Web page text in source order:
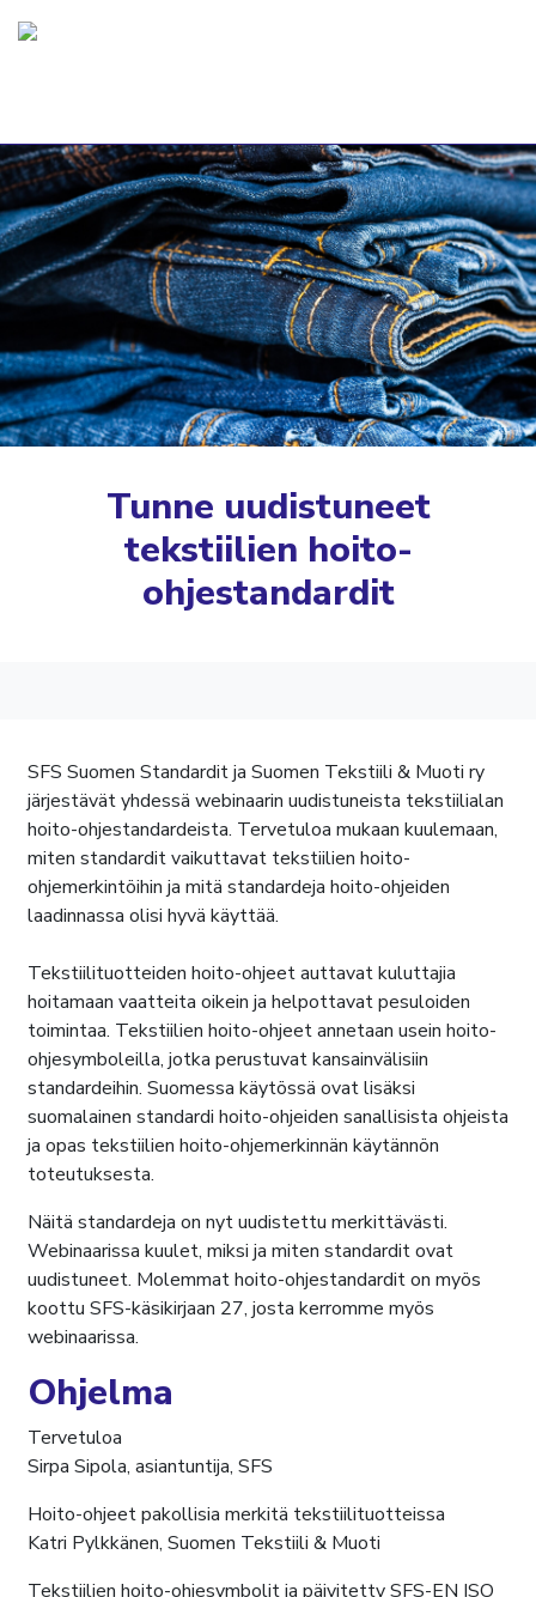
Tunne uudistuneet
tekstiilien hoito-
ohjestandardit
SFS Suomen Standardit ja Suomen Tekstiili & Muoti ry
järjestävät yhdessä webinaarin uudistuneista tekstiilialan
hoito-ohjestandardeista. Tervetuloa mukaan kuulemaan,
miten standardit vaikuttavat tekstiilien hoito-
ohjemerkintöihin ja mitä standardeja hoito-ohjeiden
laadinnassa olisi hyvä käyttää.
Tekstiilituotteiden hoito-ohjeet auttavat kuluttajia
hoitamaan vaatteita oikein ja helpottavat pesuloiden
toimintaa. Tekstiilien hoito-ohjeet annetaan usein hoito-
ohjesymboleilla, jotka perustuvat kansainvälisiin
standardeihin. Suomessa käytössä ovat lisäksi
suomalainen standardi hoito-ohjeiden sanallisista ohjeista
ja opas tekstiilien hoito-ohjemerkinnän käytännön
toteutuksesta.
Näitä standardeja on nyt uudistettu merkittävästi.
Webinaarissa kuulet, miksi ja miten standardit ovat
uudistuneet. Molemmat hoito-ohjestandardit on myös
koottu SFS-käsikirjaan 27, josta kerromme myös
webinaarissa.
Ohjelma
Tervetuloa
Sirpa Sipola, asiantuntija, SFS
Hoito-ohjeet pakollisia merkitä tekstiilituotteissa
Katri Pylkkänen, Suomen Tekstiili & Muoti
Tekstiilien hoito-ohjesymbolit ja päivitetty SFS-EN ISO